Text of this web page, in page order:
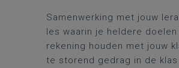
Samenwerking met jouw
les waarin je heldere
rekening houden met jouw
te storend gedrag in de